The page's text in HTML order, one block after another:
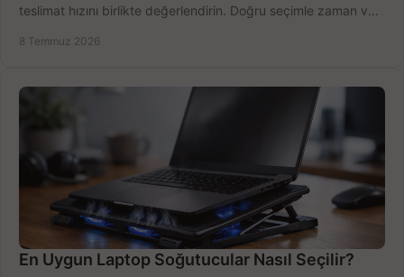
teslimat hızını birlikte değerlendirin. Doğru seçimle zaman ve
8 Temmuz 2026
En Uygun Laptop Soğutucular Nasıl Seçilir?